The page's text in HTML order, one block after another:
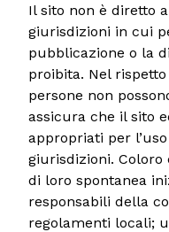
Il sito non è diretto
giurisdizioni in cui
pubblicazione o la
proibita. Nel
persone non
assicura che il sito
appropriati per
giurisdizioni. Coloro
di loro spontanea
responsabili della
regolamenti locali;